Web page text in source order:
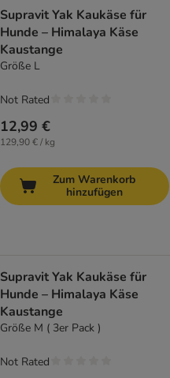
Supravit Yak Kaukäse für
Hunde – Himalaya Käse
Kaustange
Größe L
12,99 €
129,90 € / kg
Not Rated
Zum Warenkorb
hinzufügen
Supravit Yak Kaukäse für
Hunde – Himalaya Käse
Kaustange
Größe M ( 3er Pack )
Not Rated